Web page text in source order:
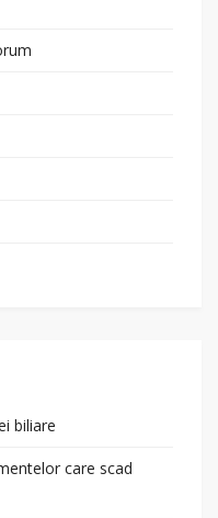
biliare
care scad